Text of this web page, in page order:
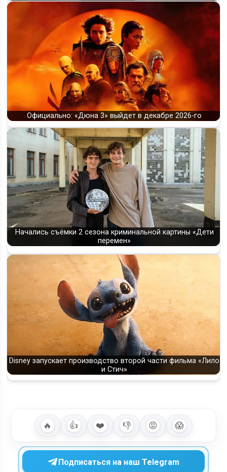
Съёмки 3 сезона «Wednesday» начнутся в феврале 2026
года
Официально: «Дюна 3» выйдет в декабре 2026-го
Начались съёмки 2 сезона криминальной картины «Дети
перемен»
Disney запускает производство второй части фильма «Лило
и Стич»
🔥 👍 ❤️ 👎 😡 😱
Подписаться на наш Telegram